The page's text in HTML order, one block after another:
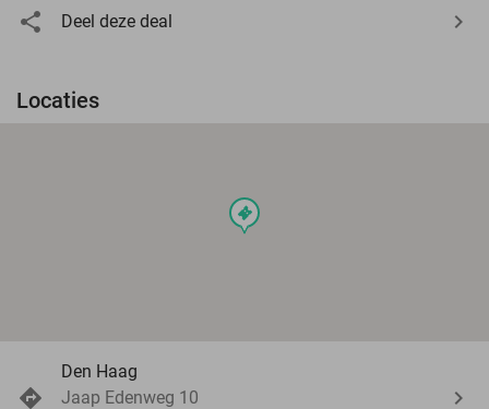
Deel deze deal
Locaties
events
Den Haag
Jaap Edenweg 10